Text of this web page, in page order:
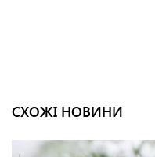
СХОЖІ НОВИНИ